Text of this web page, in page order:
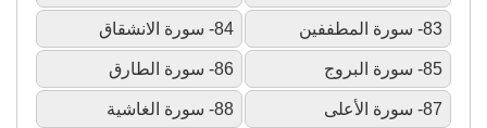
83- سورة المطففين 84- سورة الانشقاق
85- سورة البروج 86- سورة الطارق
87- سورة الأعلى 88- سورة الغاشية